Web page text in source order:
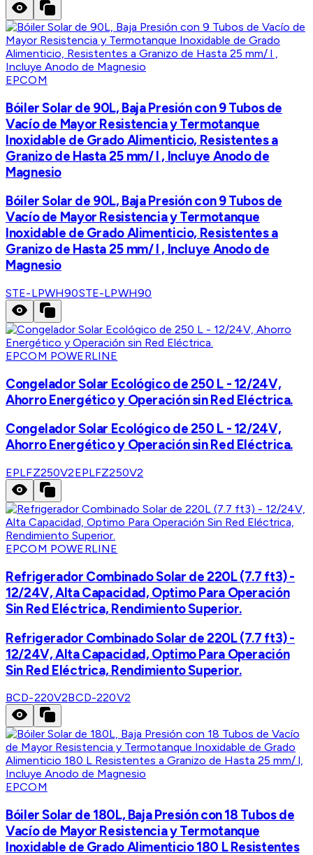
EPCOM
Bóiler Solar de 90L, Baja Presión con 9 Tubos de
Vacío de Mayor Resistencia y Termotanque
Inoxidable de Grado Alimenticio, Resistentes a
Granizo de Hasta 25 mm/ l , Incluye Anodo de
Magnesio
Bóiler Solar de 90L, Baja Presión con 9 Tubos de
Vacío de Mayor Resistencia y Termotanque
Inoxidable de Grado Alimenticio, Resistentes a
Granizo de Hasta 25 mm/ l , Incluye Anodo de
Magnesio
STE-LPWH90STE-LPWH90
EPCOM POWERLINE
Congelador Solar Ecológico de 250 L - 12/24V,
Ahorro Energético y Operación sin Red Eléctrica.
Congelador Solar Ecológico de 250 L - 12/24V,
Ahorro Energético y Operación sin Red Eléctrica.
EPLFZ250V2EPLFZ250V2
EPCOM POWERLINE
Refrigerador Combinado Solar de 220L (7.7 ft3) -
12/24V, Alta Capacidad, Optimo Para Operación
Sin Red Eléctrica, Rendimiento Superior.
Refrigerador Combinado Solar de 220L (7.7 ft3) -
12/24V, Alta Capacidad, Optimo Para Operación
Sin Red Eléctrica, Rendimiento Superior.
BCD-220V2BCD-220V2
EPCOM
Bóiler Solar de 180L, Baja Presión con 18 Tubos de
Vacío de Mayor Resistencia y Termotanque
Inoxidable de Grado Alimenticio 180 L Resistentes